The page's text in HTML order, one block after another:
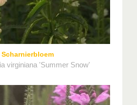
Scharnierbloem
virginiana 'Summer Snow'